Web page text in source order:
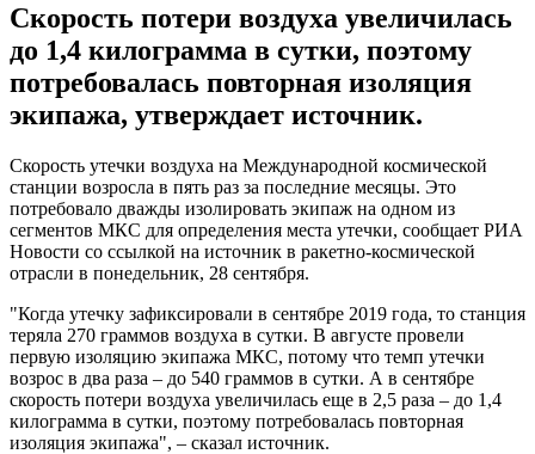
Скорость потери воздуха увеличилась
до 1,4 килограмма в сутки, поэтому
потребовалась повторная изоляция
экипажа, утверждает источник.
Скорость утечки воздуха на Международной космической
станции возросла в пять раз за последние месяцы. Это
потребовало дважды изолировать экипаж на одном из
сегментов МКС для определения места утечки, сообщает РИА
Новости со ссылкой на источник в ракетно-космической
отрасли в понедельник, 28 сентября.
"Когда утечку зафиксировали в сентябре 2019 года, то станция
теряла 270 граммов воздуха в сутки. В августе провели
первую изоляцию экипажа МКС, потому что темп утечки
возрос в два раза – до 540 граммов в сутки. А в сентябре
скорость потери воздуха увеличилась еще в 2,5 раза – до 1,4
килограмма в сутки, поэтому потребовалась повторная
изоляция экипажа", – сказал источник.